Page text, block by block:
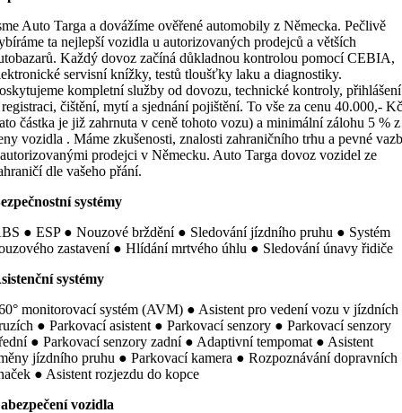
Auto Targa a dovážíme ověřené automobily z Německa. Pečlivě
ta nejlepší vozidla u autorizovaných prodejců a větších
Každý dovoz začíná důkladnou kontrolou pomocí CEBIA,
servisní knížky, testů tloušťky laku a diagnostiky.
kompletní služby od dovozu, technické kontroly, přihlášení
čištění, mytí a sjednání pojištění. To vše za cenu 40.000,-
částka je již zahrnuta v ceně tohoto vozu) a minimální zálohu 5 % z
vozidla . Máme zkušenosti, znalosti zahraničního trhu a pevné
prodejci v Německu. Auto Targa dovoz vozidel ze
dle vašeho přání.
systémy
● ESP ● Nouzové brždění ● Sledování jízdního pruhu ● Systém
zastavení ● Hlídání mrtvého úhlu ● Sledování únavy řidiče
systémy
monitorovací systém (AVM) ● Asistent pro vedení vozu v jízdních
● Parkovací asistent ● Parkovací senzory ● Parkovací senzory
● Parkovací senzory zadní ● Adaptivní tempomat ● Asistent
jízdního pruhu ● Parkovací kamera ● Rozpoznávání dopravních
● Asistent rozjezdu do kopce
vozidla